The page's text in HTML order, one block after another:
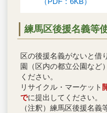
練馬区後援名義等
区の後援名義がないと借
園（区内の都立公園など
ください。
リサイクル・マーケット
でに提出してください。
（注釈）練馬区後援名